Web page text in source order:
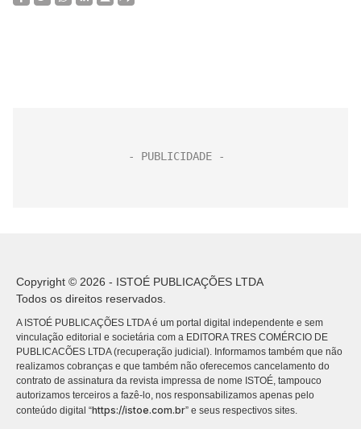
Copyright © 2026 - ISTOÉ PUBLICAÇÕES LTDA
Todos os direitos reservados.
A ISTOÉ PUBLICAÇÕES LTDA é um portal digital independente e sem
vinculação editorial e societária com a EDITORA TRES COMÉRCIO DE
PUBLICACÕES LTDA (recuperação judicial). Informamos também que não
realizamos cobranças e que também não oferecemos cancelamento do
contrato de assinatura da revista impressa de nome ISTOÉ, tampouco
autorizamos terceiros a fazê-lo, nos responsabilizamos apenas pelo
conteúdo digital “https://istoe.com.br” e seus respectivos sites.